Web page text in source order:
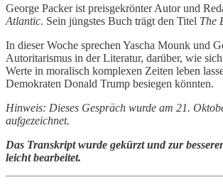
George Packer ist preisgekrönter Autor und
Atlantic. Sein jüngstes Buch trägt den Titel The
In dieser Woche sprechen Yascha Mounk und
Autoritarismus in der Literatur, darüber, wie
Werte in moralisch komplexen Zeiten leben
Demokraten Donald Trump besiegen könnten.
Hinweis: Dieses Gespräch wurde am 21.
aufgezeichnet.
Das Transkript wurde gekürzt und zur
leicht bearbeitet.